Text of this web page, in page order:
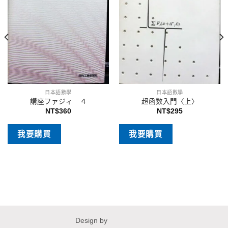
日本語數學
講座ファジィ ４
NT$360
我要購買
日本語數學
超函数入門〈上〉
NT$295
我要購買
Design by